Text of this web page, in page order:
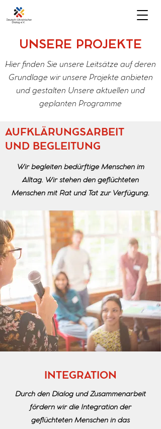
UNSERE PROJEKTE
Hier finden Sie unsere Leitsätze auf deren
Grundlage wir unsere Projekte anbieten
und gestalten Unsere aktuellen und
geplanten Programme
AUFKLÄRUNGSARBEIT
UND BEGLEITUNG
Wir begleiten bedürftige Menschen im
Alltag. Wir stehen den geflüchteten
Menschen mit Rat und Tat zur Verfügung.
INTEGRATION
Durch den Dialog und Zusammenarbeit
fördern wir die Integration der
geflüchteten Menschen in das